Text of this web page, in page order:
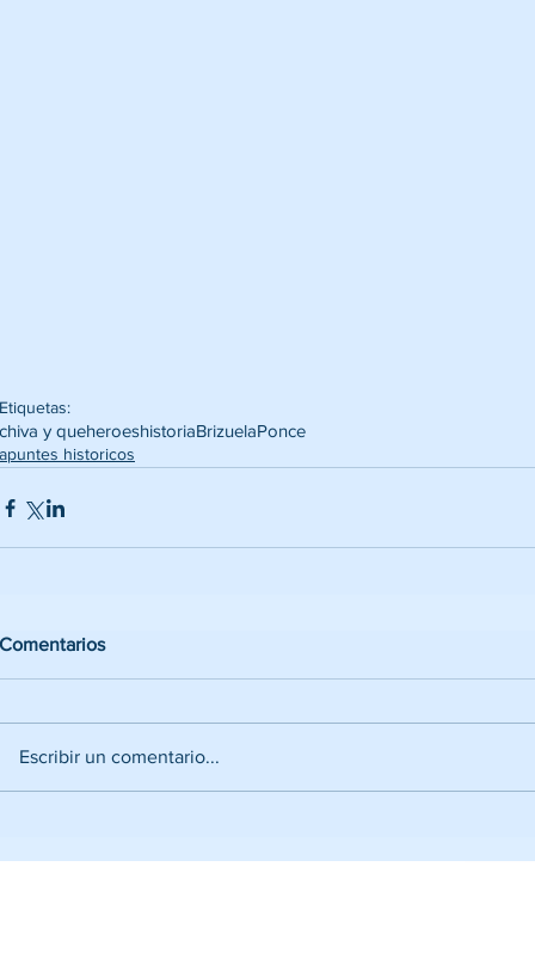
Etiquetas:
chiva y queheroeshistoriaBrizuelaPonce
apuntes historicos
Comentarios
Escribir un comentario...